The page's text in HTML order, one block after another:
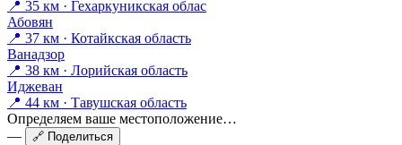
📍 35 км · Гехаркуникская облас
Абовян
📍 37 км · Котайкская область
Ванадзор
📍 38 км · Лорийская область
Иджеван
📍 44 км · Тавушская область
Определяем ваше местоположение…
—
🔗 Поделиться